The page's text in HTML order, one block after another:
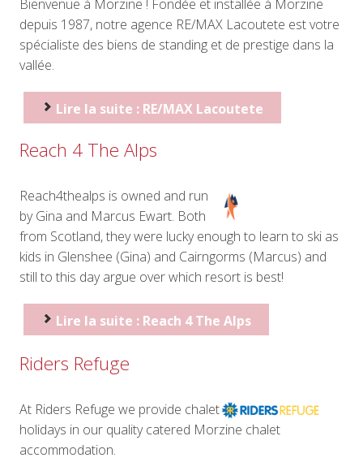
Bienvenue à Morzine ! Fondée et installée à Morzine
depuis 1987, notre agence RE/MAX Lacoutete est votre
spécialiste des biens de standing et de prestige dans la
vallée.
Lire la suite : RE/MAX Lacoutete
Reach 4 The Alps
Reach4thealps is owned and run
by Gina and Marcus Ewart. Both
from Scotland, they were lucky enough to learn to ski as
kids in Glenshee (Gina) and Cairngorms (Marcus) and
still to this day argue over which resort is best!
Lire la suite : Reach 4 The Alps
Riders Refuge
At Riders Refuge we provide chalet
holidays in our quality catered Morzine chalet
accommodation.